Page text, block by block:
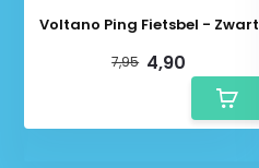
Voltano Ping Fietsbel - Zwart
7,95 4,90